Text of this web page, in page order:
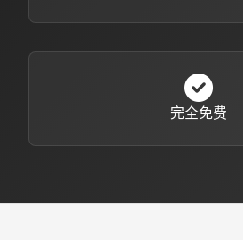
完全免费